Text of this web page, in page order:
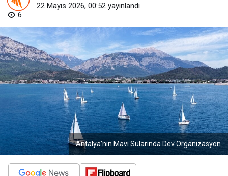
22 Mayıs 2026, 00:52 yayınlandı
6
Antalya’nın Mavi Sularında Dev Organizasyon